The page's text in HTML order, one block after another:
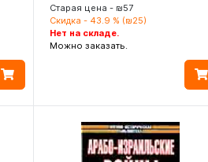
Старая цена - ₪57
Скидка - 43.9 % (₪25)
Нет на складе.
Можно заказать.